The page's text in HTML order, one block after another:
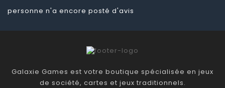
personne n'a encore posté d'avis
Galaxie Games est votre boutique spécialisée en jeux
de société, cartes et jeux traditionnels.